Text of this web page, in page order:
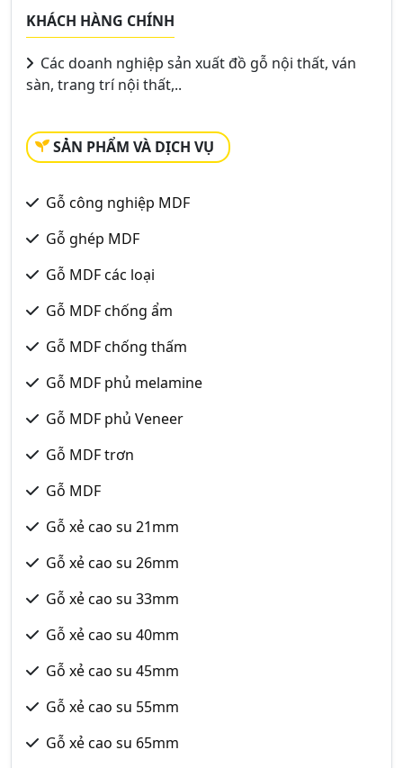
KHÁCH HÀNG CHÍNH
Các doanh nghiệp sản xuất đồ gỗ nội thất, ván
sàn, trang trí nội thất,..
SẢN PHẨM VÀ DỊCH VỤ
Gỗ công nghiệp MDF
Gỗ ghép MDF
Gỗ MDF các loại
Gỗ MDF chống ẩm
Gỗ MDF chống thấm
Gỗ MDF phủ melamine
Gỗ MDF phủ Veneer
Gỗ MDF trơn
Gỗ MDF
Gỗ xẻ cao su 21mm
Gỗ xẻ cao su 26mm
Gỗ xẻ cao su 33mm
Gỗ xẻ cao su 40mm
Gỗ xẻ cao su 45mm
Gỗ xẻ cao su 55mm
Gỗ xẻ cao su 65mm